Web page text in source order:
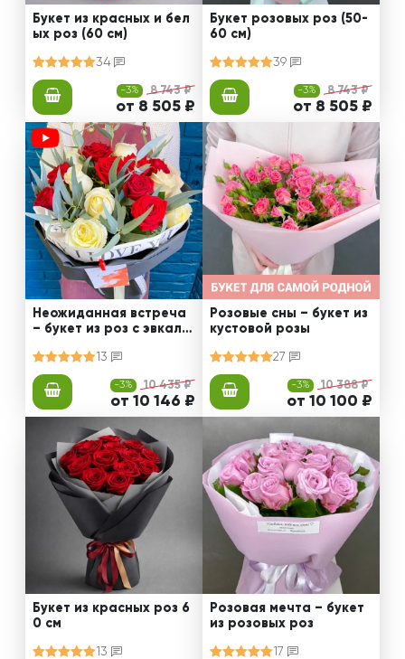
Букет из красных и бел
ых роз (60 см)
34
-3% 8 743 ₽
от 8 505 ₽
Букет розовых роз (50-
60 см)
39
-3% 8 743 ₽
от 8 505 ₽
Неожиданная встреча
– букет из роз с эвкали
13
-3% 10 435 ₽
от 10 146 ₽
Розовые сны – букет из
кустовой розы
27
-3% 10 388 ₽
от 10 100 ₽
Букет из красных роз 6
0 см
13
Розовая мечта – букет
из розовых роз
17